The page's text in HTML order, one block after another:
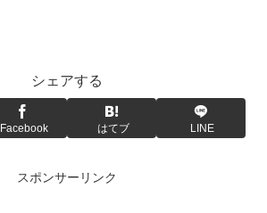
シェアする
Facebook はてブ LINE
スポンサーリンク